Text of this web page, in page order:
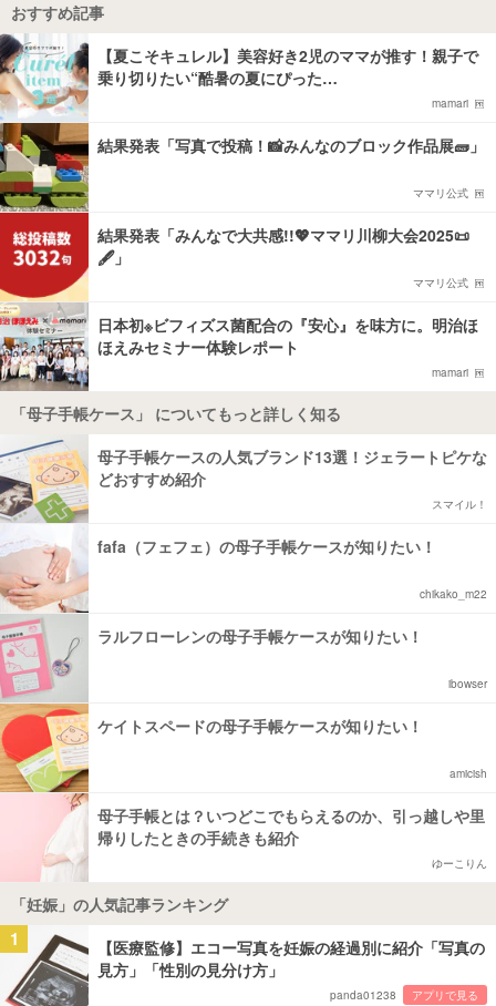
おすすめ記事
【夏こそキュレル】美容好き2児のママが推す！親子で
乗り切りたい“酷暑の夏にぴった…
mamari
結果発表「写真で投稿！📸みんなのブロック作品展🧱」
ママリ公式
結果発表「みんなで大共感!!💖ママリ川柳大会2025📜
🖋️」
ママリ公式
日本初※ビフィズス菌配合の『安心』を味方に。明治ほ
ほえみセミナー体験レポート
mamari
「母子手帳ケース」 についてもっと詳しく知る
母子手帳ケースの人気ブランド13選！ジェラートピケな
どおすすめ紹介
スマイル！
fafa（フェフェ）の母子手帳ケースが知りたい！
chikako_m22
ラルフローレンの母子手帳ケースが知りたい！
ibowser
ケイトスペードの母子手帳ケースが知りたい！
amicish
母子手帳とは？いつどこでもらえるのか、引っ越しや里
帰りしたときの手続きも紹介
ゆーこりん
「妊娠」の人気記事ランキング
1
【医療監修】エコー写真を妊娠の経過別に紹介「写真の
見方」「性別の見分け方」
panda01238 アプリで見る